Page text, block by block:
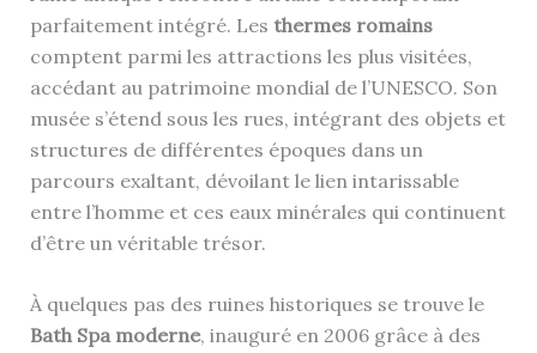
parfaitement intégré. Les thermes romains
comptent parmi les attractions les plus visitées,
accédant au patrimoine mondial de l’UNESCO. Son
musée s’étend sous les rues, intégrant des objets et
structures de différentes époques dans un
parcours exaltant, dévoilant le lien intarissable
entre l’homme et ces eaux minérales qui continuent
d’être un véritable trésor.
À quelques pas des ruines historiques se trouve le
Bath Spa moderne, inauguré en 2006 grâce à des